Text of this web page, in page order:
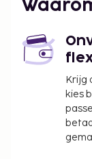
per
van
19 jaar.
We hebben
Alle
Krijg
kies